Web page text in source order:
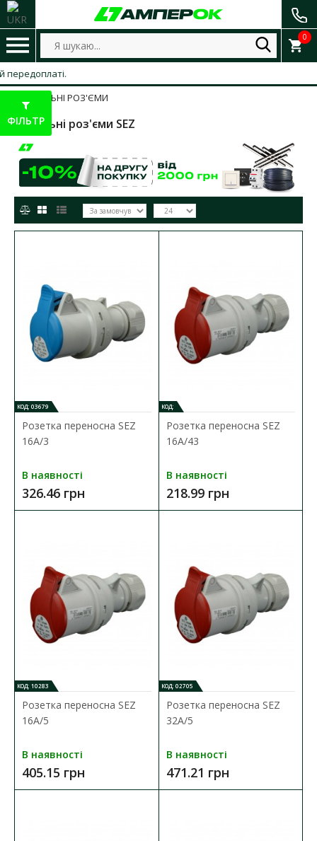
0
КАБЕЛЬНІ РОЗ'ЄМИ
Кабельні роз'єми SEZ
Силовий роз'єм призначений для оперативного і безпечного
підключення електрообладнання до джерел еле..
326.46 грн
ДО КОШИКА
В порівняння
КОД: 03679
Розетка переносна SEZ
16А/3
В наявності
326.46 грн
КОД:
Розетка переносна SEZ
16А/43
В наявності
218.99 грн
КОД: 10283
Розетка переносна SEZ
16А/5
В наявності
405.15 грн
КОД: 02705
Розетка переносна SEZ
32А/5
В наявності
471.21 грн
ФІЛЬТР